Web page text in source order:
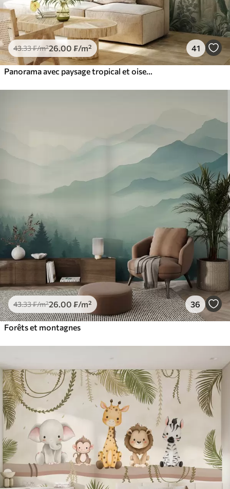
43.33₣/m²26.00 ₣/m² 41
43.33₣/m²26 .00 ₣/m² 36
Forêts et montagnes